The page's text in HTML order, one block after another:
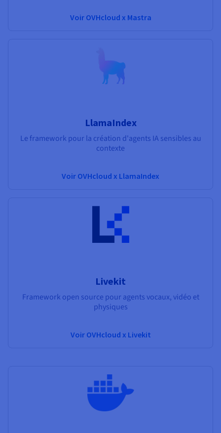
Voir OVHcloud x Mastra
LlamaIndex
Le framework pour la création d'agents IA sensibles au
contexte
Voir OVHcloud x LlamaIndex
Livekit
Framework open source pour agents vocaux, vidéo et
physiques
Voir OVHcloud x Livekit